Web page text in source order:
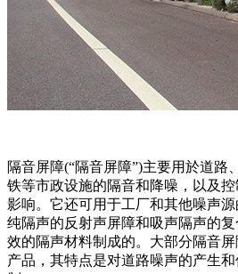
隔音屏障(“隔音屏障”)主要用於道路
铁等市政设施的隔音和降噪，以及
影响。它还可用于工厂和其他噪声
纯隔声的反射声屏障和吸声隔声的
效的隔声材料制成的。大部分隔音
产品，其特点是对道路噪声的产生